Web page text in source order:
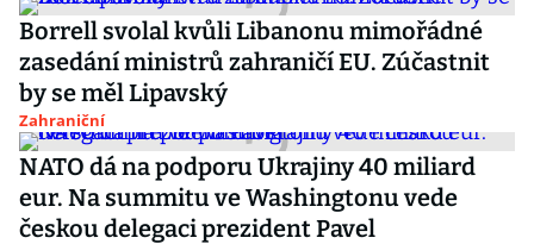
Borrell svolal kvůli Libanonu mimořádné
zasedání ministrů zahraničí EU. Zúčastnit
by se měl Lipavský
Zahraniční
NATO dá na podporu Ukrajiny 40 miliard
eur. Na summitu ve Washingtonu vede
českou delegaci prezident Pavel